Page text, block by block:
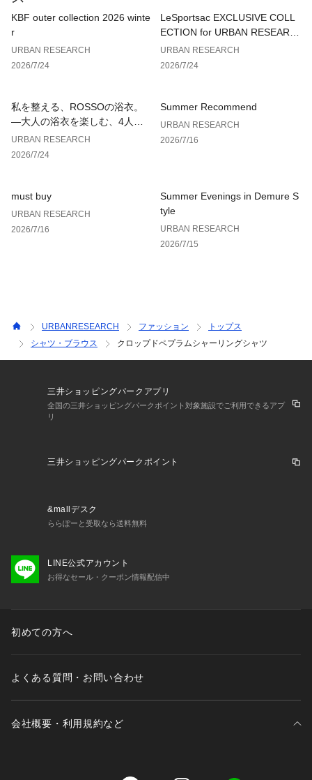
【2026 Spring/Summer】【26SS】
す。糸の特性上ザラザラした肌触りがあり、肌に触れますと赤
くなる場合があります。特に肌が弱い方や汗をかきますと顕著
勧めいたします。
※素材や編み方の性質上、引っ掛け、引っ掛かりが起きやすい
性質をもっています。お取り扱いにはご注意ください。
※商品画像は、光の当たり具合やパソコンなどの閲覧環境によ
※商品の色味の目安は、商品単体の画像をご参照ください。
▼お気に入り登録のおすすめ▼
お気に入り登録された商品は、マイページにて現在の価格情報
透け感 : ややあり(WHITE, BLU×WHT)
伸縮性 : なし
裏地 : なし
光沢 : なし
KBF outer collection 2026 winte
r
URBAN RESEARCH
2026/7/24
LeSportsac EXCLUSIVE COLL
ECTION for URBAN RESEARC
H
URBAN RESEARCH
2026/7/24
私を整える、ROSSOの浴衣。
—大人の浴衣を楽しむ、4人のT
IPS—
URBAN RESEARCH
2026/7/24
Summer Recommend
URBAN RESEARCH
2026/7/16
must buy
URBAN RESEARCH
2026/7/16
Summer Evenings in Demure S
tyle
URBAN RESEARCH
2026/7/15
URBANRESEARCH ファッション
トップス
シャツ・ブラウス
クロップドペプラムシャーリングシャツ
三井ショッピングパークアプリ
全国の三井ショッピングパークポイント対象施設でご利用できるアプ
リ
三井ショッピングパークポイント
&mallデスク
ららぽーと受取なら送料無料
LINE公式アカウント
お得なセール・クーポン情報配信中
初めての方へ
よくある質問・お問い合わせ
会社概要・利用規約など